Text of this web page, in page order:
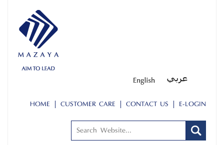
HOME CUSTOMER CARE CONTACT US E-LOGIN